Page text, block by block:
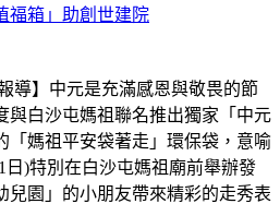
福箱」助創世建院
導】中元是充滿感恩與敬畏的節
與白沙屯媽祖聯名推出獨家「中元
「媽祖平安袋著走」環保袋，意喻
日)特別在白沙屯媽祖廟前舉辦發
兒園」的小朋友帶來精彩的走秀表